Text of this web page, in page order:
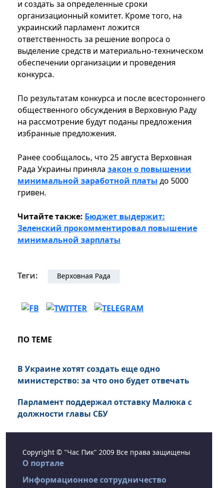
и создать за определенные сроки
организационный комитет. Кроме того, на
украинский парламент ложится
ответственность за решение вопроса о
выделение средств и материально-техническом
обеспечении организации и проведения
конкурса.
По результатам конкурса и после всестороннего
общественного обсуждения в Верховную Раду
на рассмотрение будут поданы предложения
избранные предложения.
Ранее сообщалось, что 25 августа Верховная
Рада Украины приняла закон о повышении
минимальной заработной платы до 5000
гривен.
Читайте также: Бюджет выдержит:
Зеленский прокомментировал повышение
минимальной зарплаты
Теги: Верховная Рада
ПО ТЕМЕ
В Украине хотят создать еще одно
министерство: за что оно будет отвечать
Парламент поддержал отставку Малюка с
должности главы СБУ
Copyright © "Час Пик" 2009 Все права защищены
О портале
Информационное сотрудничество